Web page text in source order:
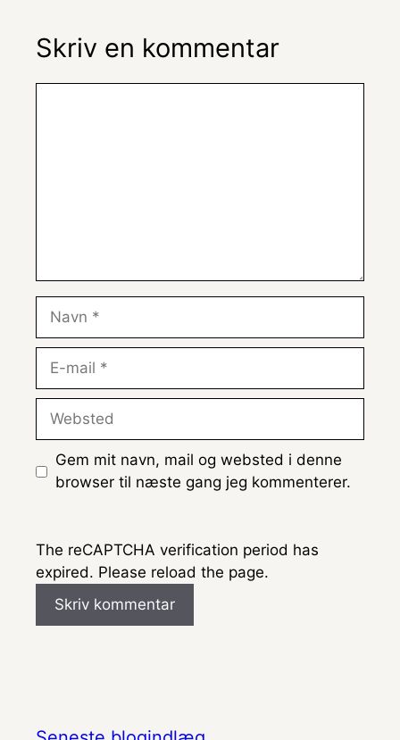
Skriv en kommentar
Navn
Websted
Gem mit navn, mail og websted i denne
browser til næste gang jeg kommenterer.
The reCAPTCHA verification period has
expired. Please reload the page.